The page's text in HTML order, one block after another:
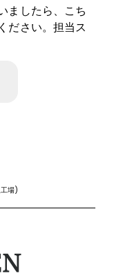
ましたら、こち
ださい。担当ス
場)